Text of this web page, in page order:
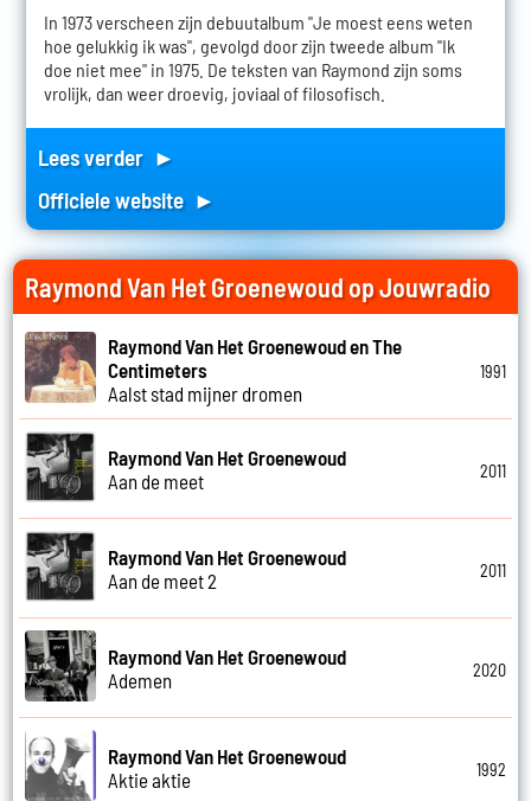
In 1973 verscheen zijn debuutalbum "Je moest eens weten
hoe gelukkig ik was", gevolgd door zijn tweede album "Ik
doe niet mee" in 1975. De teksten van Raymond zijn soms
vrolijk, dan weer droevig, joviaal of filosofisch.
Lees verder ►
Officiele website ►
Raymond Van Het Groenewoud op Jouwradio
Raymond Van Het Groenewoud en The
Centimeters
Aalst stad mijner dromen
1991
Raymond Van Het Groenewoud
Aan de meet
2011
Raymond Van Het Groenewoud
Aan de meet 2
2011
Raymond Van Het Groenewoud
Ademen
2020
Raymond Van Het Groenewoud
Aktie aktie
1992